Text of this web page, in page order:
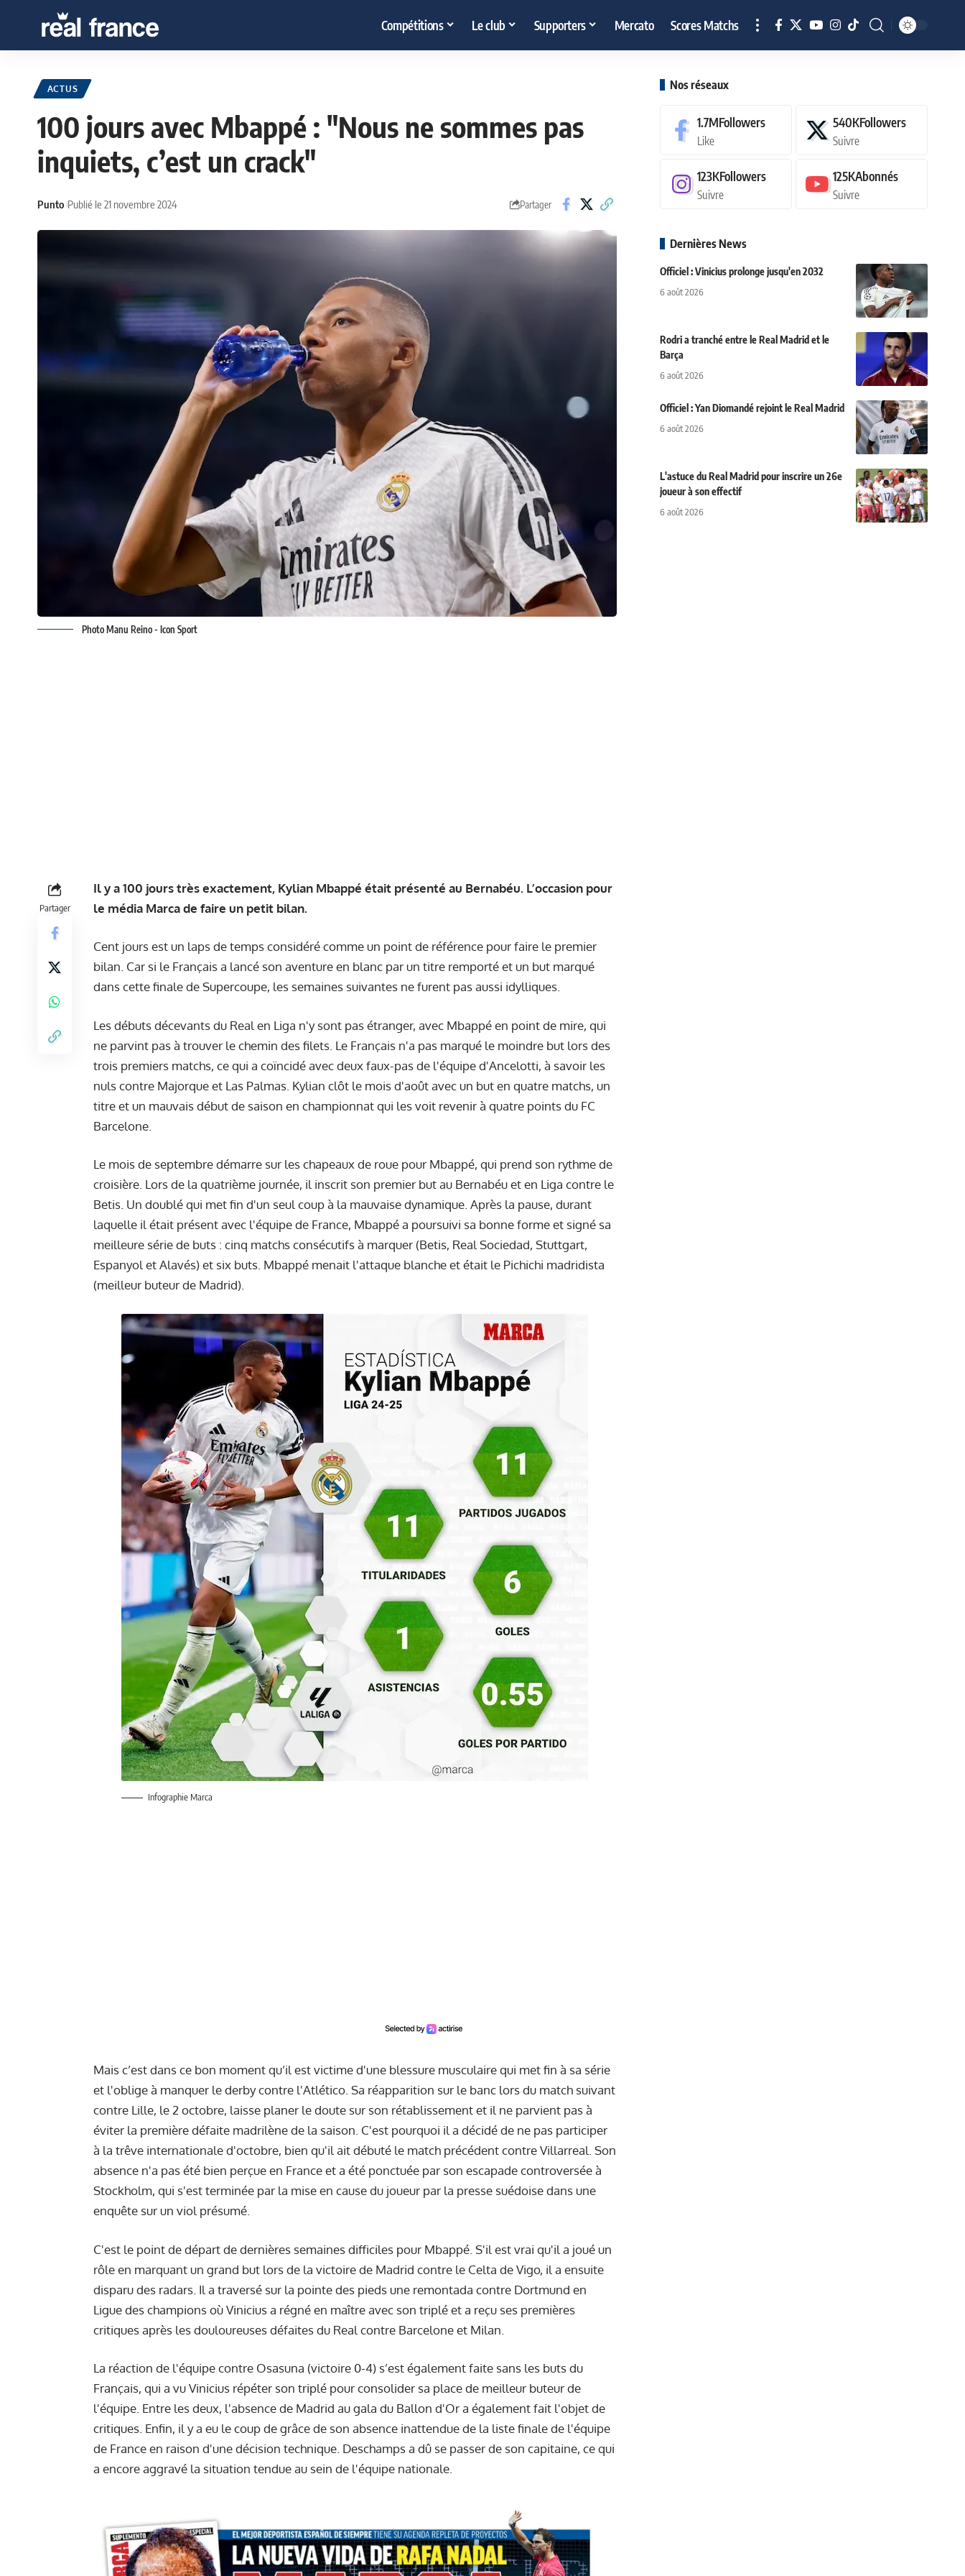
Compétitions Le club Supporters Mercato Scores Matchs
ACTUS
100 jours avec Mbappé : "Nous ne sommes pas
inquiets, c’est un crack"
Punto Publié le 21 novembre 2024 Partager
Photo Manu Reino - Icon Sport
Partager
Il y a 100 jours très exactement, Kylian Mbappé était présenté au Bernabéu. L’occasion pour
le média Marca de faire un petit bilan.
Cent jours est un laps de temps considéré comme un point de référence pour faire le premier
bilan. Car si le Français a lancé son aventure en blanc par un titre remporté et un but marqué
dans cette finale de Supercoupe, les semaines suivantes ne furent pas aussi idylliques.
Les débuts décevants du Real en Liga n'y sont pas étranger, avec Mbappé en point de mire, qui
ne parvint pas à trouver le chemin des filets. Le Français n'a pas marqué le moindre but lors des
trois premiers matchs, ce qui a coïncidé avec deux faux-pas de l'équipe d'Ancelotti, à savoir les
nuls contre Majorque et Las Palmas. Kylian clôt le mois d'août avec un but en quatre matchs, un
titre et un mauvais début de saison en championnat qui les voit revenir à quatre points du FC
Barcelone.
Le mois de septembre démarre sur les chapeaux de roue pour Mbappé, qui prend son rythme de
croisière. Lors de la quatrième journée, il inscrit son premier but au Bernabéu et en Liga contre le
Betis. Un doublé qui met fin d'un seul coup à la mauvaise dynamique. Après la pause, durant
laquelle il était présent avec l'équipe de France, Mbappé a poursuivi sa bonne forme et signé sa
meilleure série de buts : cinq matchs consécutifs à marquer (Betis, Real Sociedad, Stuttgart,
Espanyol et Alavés) et six buts. Mbappé menait l'attaque blanche et était le Pichichi madridista
(meilleur buteur de Madrid).
Infographie Marca
Mais c’est dans ce bon moment qu’il est victime d'une blessure musculaire qui met fin à sa série
et l'oblige à manquer le derby contre l'Atlético. Sa réapparition sur le banc lors du match suivant
contre Lille, le 2 octobre, laisse planer le doute sur son rétablissement et il ne parvient pas à
éviter la première défaite madrilène de la saison. C'est pourquoi il a décidé de ne pas participer
à la trêve internationale d'octobre, bien qu'il ait débuté le match précédent contre Villarreal. Son
absence n'a pas été bien perçue en France et a été ponctuée par son escapade controversée à
Stockholm, qui s'est terminée par la mise en cause du joueur par la presse suédoise dans une
enquête sur un viol présumé.
C'est le point de départ de dernières semaines difficiles pour Mbappé. S'il est vrai qu'il a joué un
rôle en marquant un grand but lors de la victoire de Madrid contre le Celta de Vigo, il a ensuite
disparu des radars. Il a traversé sur la pointe des pieds une remontada contre Dortmund en
Ligue des champions où Vinicius a régné en maître avec son triplé et a reçu ses premières
critiques après les douloureuses défaites du Real contre Barcelone et Milan.
La réaction de l'équipe contre Osasuna (victoire 0-4) s’est également faite sans les buts du
Français, qui a vu Vinicius répéter son triplé pour consolider sa place de meilleur buteur de
l'équipe. Entre les deux, l'absence de Madrid au gala du Ballon d'Or a également fait l'objet de
critiques. Enfin, il y a eu le coup de grâce de son absence inattendue de la liste finale de l'équipe
de France en raison d'une décision technique. Deschamps a dû se passer de son capitaine, ce qui
a encore aggravé la situation tendue au sein de l'équipe nationale.
Nos réseaux
1.7MFollowers
Like
540KFollowers
Suivre
123KFollowers
Suivre
125KAbonnés
Suivre
Dernières News
Officiel : Vinicius prolonge jusqu'en 2032
6 août 2026
Rodri a tranché entre le Real Madrid et le
Barça
6 août 2026
Officiel : Yan Diomandé rejoint le Real Madrid
6 août 2026
L'astuce du Real Madrid pour inscrire un 26e
joueur à son effectif
6 août 2026